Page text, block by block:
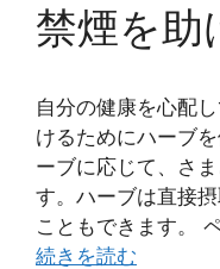
ー
禁煙を助
自分の健康を心配
けるためにハーブ
ーブに応じて、さ
す。ハーブは直接
こともできます。
続きを読む